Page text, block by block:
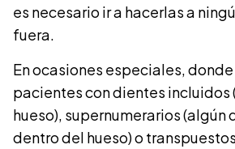
es necesario ir a hacerlas a
fuera.
En ocasiones especiales,
pacientes con dientes incluidos
hueso), supernumerarios (algún
dentro del hueso) o